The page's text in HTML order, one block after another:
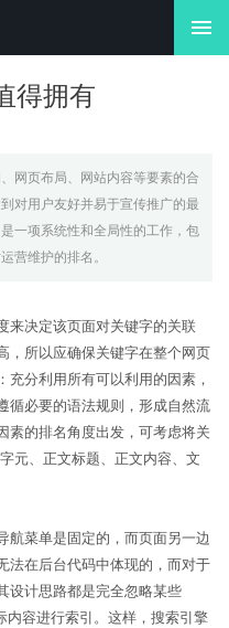
全网营销
网络开发
品牌设计
关于我们
得拥有
网页布局、网站内容等要素的合
对用户友好并易于宣传推广的最
一项系统性和全局性的工作，包
营维护的排名。
来决定该页面对关键字的关联
，所以应确保关键字在整个网页
分利用所有可以利用的因素，
循必要的语法规则，形成自然流
素的排名角度出发，可考虑将关
元、正文标题、正文内容、文
航菜单是固定的，而页面另一边
法在后台代码中体现的，而对于
设计思路都是完全忽略某些
容进行索引。这样，搜索引擎